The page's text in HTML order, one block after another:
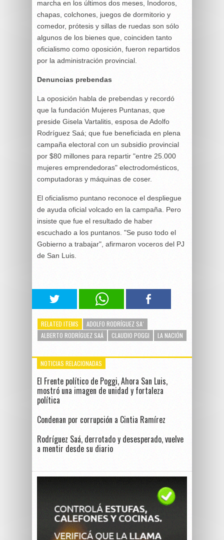
marcha en los últimos dos meses, Inodoros,
chapas, colchones, juegos de dormitorio y
comedor, prótesis y sillas de ruedas son sólo
algunos de los bienes que, coinciden tanto
oficialismo como oposición, fueron repartidos
por la administración provincial.
Denuncias prebendas
La oposición habla de prebendas y recordó
que la fundación Mujeres Puntanas, que
preside Gisela Vartalitis, esposa de Adolfo
Rodríguez Saá; que fue beneficiada en plena
campaña electoral con un subsidio provincial
por $80 millones para repartir "entre 25.000
mujeres emprendedoras" electrodomésticos,
computadoras y máquinas de coser.
El oficialismo puntano reconoce el despliegue
de ayuda oficial volcado en la campaña. Pero
insiste que fue el resultado de haber
escuchado a los puntanos. "Se puso todo el
Gobierno a trabajar", afirmaron voceros del PJ
de San Luis.
RELATED ITEMS
ADOLFO RODRÍGUEZ SA´
ALBERTO RODRÍGUEZ SAÁ
CLAUDIO POGGI LA NACIÓN
NOTICIAS RELACIONADAS
El Frente político de Poggi, Ahora San Luis,
mostró una imagen de unidad y fortaleza
política
Condenan por corrupción a Cintia Ramírez
Rodríguez Saá, derrotado y desesperado, vuelve
a mentir desde su diario